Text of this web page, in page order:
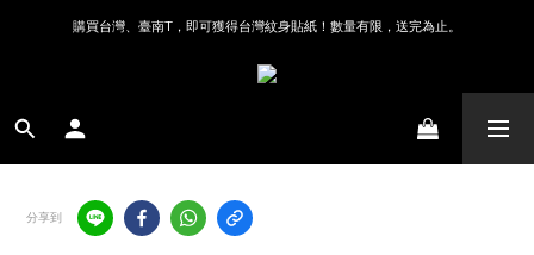
購買台灣、臺南T，即可獲得台灣紋身貼紙！數量有限，送完為止。
分享到